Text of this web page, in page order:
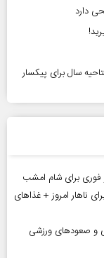
دارد
و ساده برای ناهار امروز + غذاهای
و صعودهای ورزشی